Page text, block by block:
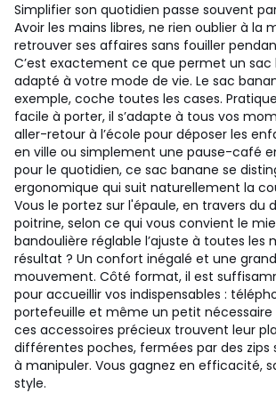
Simplifier son quotidien passe souvent
Avoir les mains libres, ne rien oublier à la
retrouver ses affaires sans fouiller
C’est exactement ce que permet un sac
adapté à votre mode de vie. Le sac
exemple, coche toutes les cases.
facile à porter, il s’adapte à tous vos
aller-retour à l’école pour déposer les
en ville ou simplement une pause-café
pour le quotidien, ce sac banane se
ergonomique qui suit naturellement la
Vous le portez sur l'épaule, en travers du
poitrine, selon ce qui vous convient le
bandoulière réglable l’ajuste à toutes les
résultat ? Un confort inégalé et une
mouvement. Côté format, il est
pour accueillir vos indispensables :
portefeuille et même un petit nécessaire
ces accessoires précieux trouvent leur
différentes poches, fermées par des zips
à manipuler. Vous gagnez en efficacité,
style.